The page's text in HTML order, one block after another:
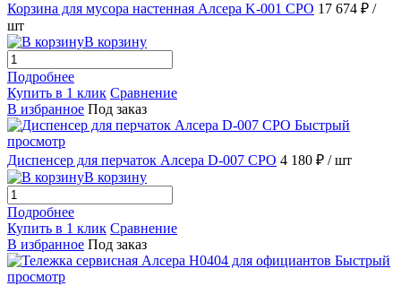
Корзина для мусора настенная Алсера K-001 CPO 17 674 ₽ /
шт
В корзину
Подробнее
Купить в 1 клик Сравнение
В избранное Под заказ
Быстрый
просмотр
Диспенсер для перчаток Алсера D-007 CPO 4 180 ₽ / шт
В корзину
Подробнее
Купить в 1 клик Сравнение
В избранное Под заказ
Быстрый
просмотр